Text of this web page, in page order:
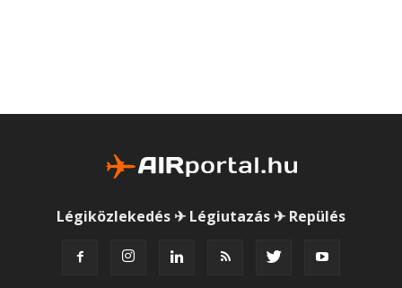
Légiközlekedés ✈ Légiutazás ✈ Repülés